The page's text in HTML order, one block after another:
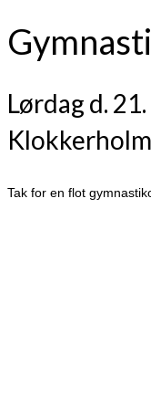
Lørdag d.
Tak for en flot